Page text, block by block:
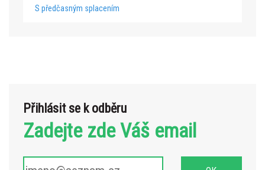
S předčasným splacením
Přihlásit se k odběru
Zadejte zde Váš email